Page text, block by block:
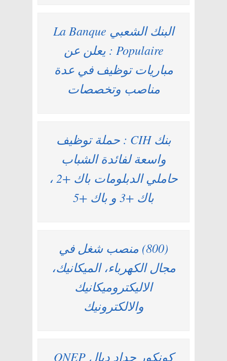
البنك الشعبي La Banque
Populaire : يعلن عن
مباريات توظيف في عدة
مناصب وتخصصات
بنك CIH : حملة توظيف
واسعة لفائدة الشباب
حاملي الدبلومات باك +2 ،
باك +3 و باك +5
(800) منصب شغل في
مجال الكهرباء، الميكانيك،
الاليكتروميكانيك
والالكترونيك
كونكور جداد ديال ONEP